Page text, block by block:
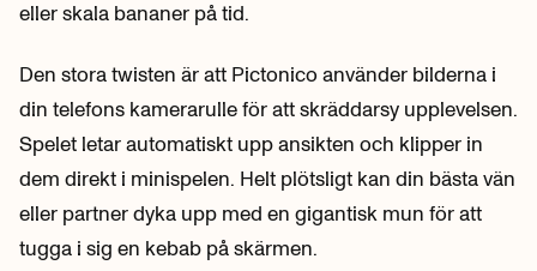
eller skala bananer på tid.
Den stora twisten är att Pictonico använder bilderna i
din telefons kamerarulle för att skräddarsy upplevelsen.
Spelet letar automatiskt upp ansikten och klipper in
dem direkt i minispelen. Helt plötsligt kan din bästa vän
eller partner dyka upp med en gigantisk mun för att
tugga i sig en kebab på skärmen.